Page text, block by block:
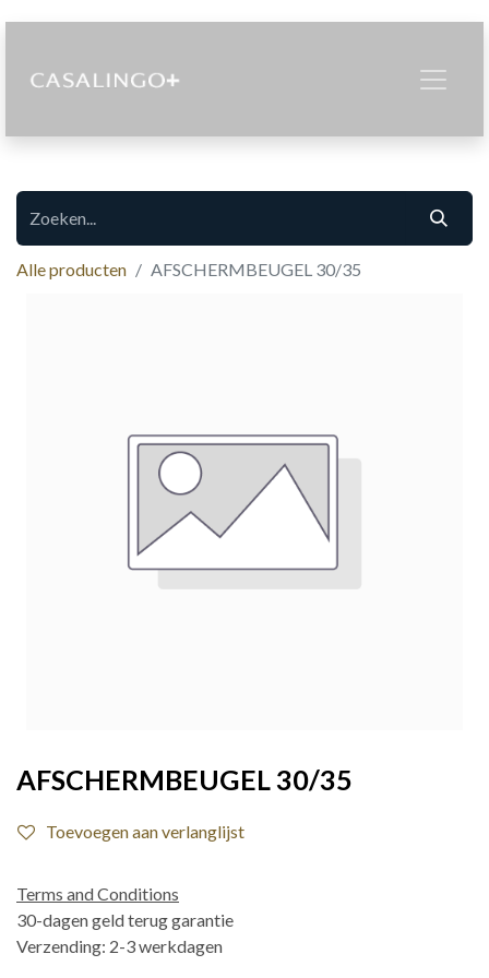
Alle producten AFSCHERMBEUGEL 30/35
AFSCHERMBEUGEL 30/35
Toevoegen aan verlanglijst
Terms and Conditions
30-dagen geld terug garantie
Verzending: 2-3 werkdagen